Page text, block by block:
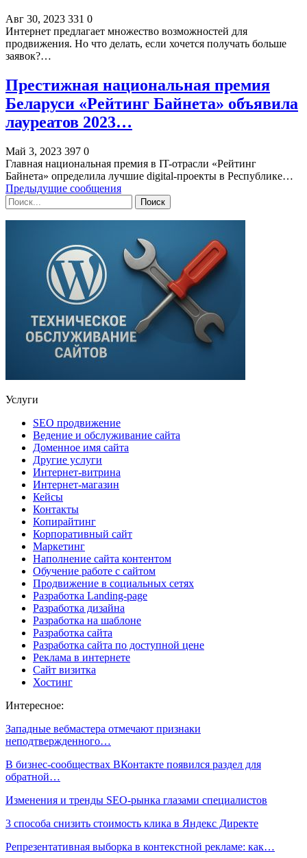
Авг 30, 2023 331 0
Интернет предлагает множество возможностей для
продвижения. Но что делать, если хочется получать больше
заявок?…
Престижная национальная премия
Беларуси «Рейтинг Байнета» объявила
лауреатов 2023…
Май 3, 2023 397 0
Главная национальная премия в IT-отрасли «Рейтинг
Байнета» определила лучшие digital-проекты в Республике…
Предыдущие сообщения
Услуги
SEO продвижение
Ведение и обслуживание сайта
Доменное имя сайта
Другие услуги
Интернет-витрина
Интернет-магазин
Кейсы
Контакты
Копирайтинг
Корпоративный сайт
Маркетинг
Наполнение сайта контентом
Обучение работе с сайтом
Продвижение в социальных сетях
Разработка Landing-page
Разработка дизайна
Разработка на шаблоне
Разработка сайта
Разработка сайта по доступной цене
Реклама в интернете
Сайт визитка
Хостинг
Интересное:
Западные вебмастера отмечают признаки
неподтвержденного…
В бизнес-сообществах ВКонтакте появился раздел для
обратной…
Изменения и тренды SEO-рынка глазами специалистов
3 способа снизить стоимость клика в Яндекс Директе
Репрезентативная выборка в контекстной рекламе: как…